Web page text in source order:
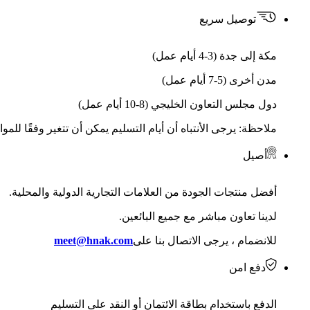
توصيل سريع
مكة إلى جدة (3-4 أيام عمل)
مدن أخرى (5-7 أيام عمل)
دول مجلس التعاون الخليجي (8-10 أيام عمل)
ملاحظة: يرجى الأنتباه أن أيام التسليم يمكن أن تتغير وفقًا
أصيل
أفضل منتجات الجودة من العلامات التجارية الدولية والمحلية.
لدينا تعاون مباشر مع جميع البائعين.
للانضمام ، يرجى الاتصال بنا علىmeet@hnak.com
دفع امن
الدفع باستخدام بطاقة الائتمان أو النقد على التسليم